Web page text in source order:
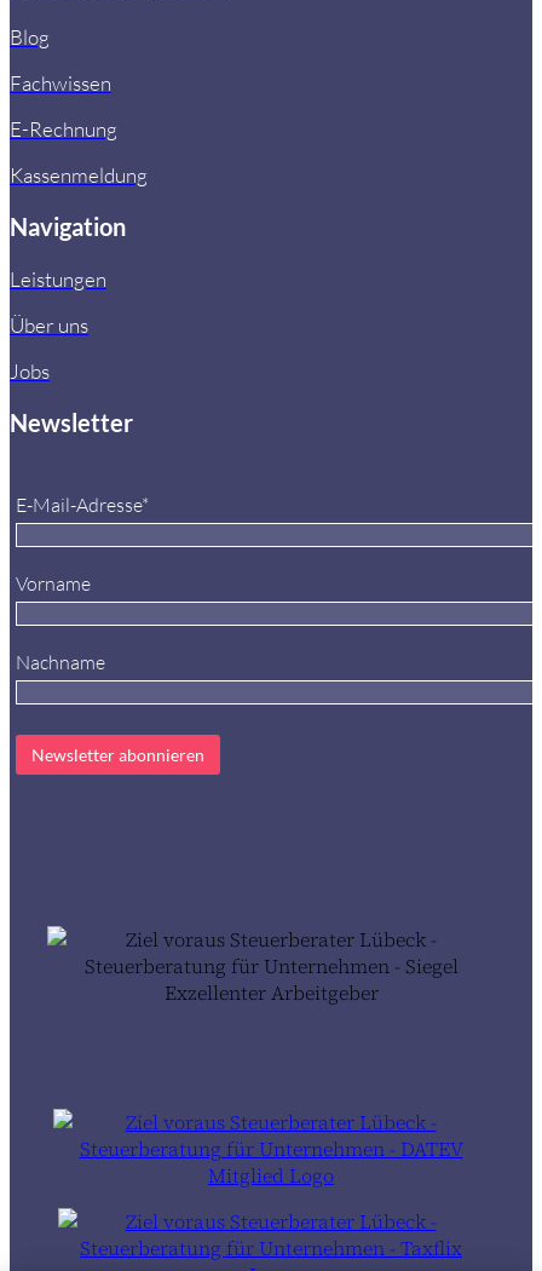
Blog
Fachwissen
E-Rechnung
Kassenmeldung
Navigation
Leistungen
Über uns
Jobs
Newsletter
E-Mail-Adresse*
Vorname
Nachname